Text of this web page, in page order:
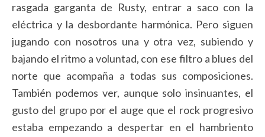
rasgada garganta de Rusty, entrar a saco con la
eléctrica y la desbordante harmónica. Pero siguen
jugando con nosotros una y otra vez, subiendo y
bajando el ritmo a voluntad, con ese filtro a blues del
norte que acompaña a todas sus composiciones.
También podemos ver, aunque solo insinuantes, el
gusto del grupo por el auge que el rock progresivo
estaba empezando a despertar en el hambriento